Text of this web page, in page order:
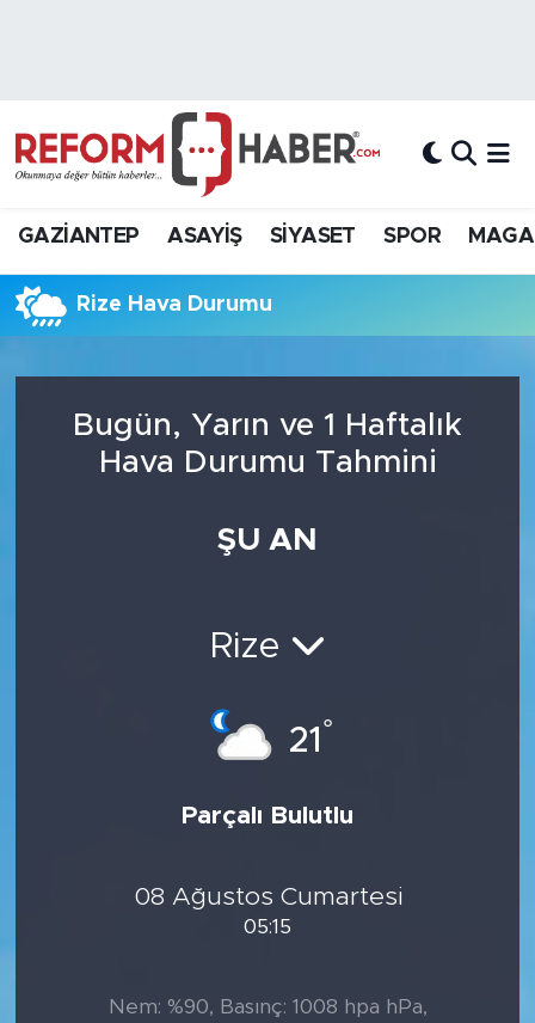
GAZİANTEP ASAYİŞ SİYASET SPOR
Rize Hava Durumu
Bugün, Yarın ve 1 Haftalık
Hava Durumu Tahmini
ŞU AN
Rize
21 °
Parçalı Bulutlu
08 Ağustos Cumartesi
05:15
Nem: %90, Basınç: 1008 hpa hPa,
Hava Durumu
Süper Lig Puan Durumu ve Fikstür
Tüm Manşetler
Haber Arşivi